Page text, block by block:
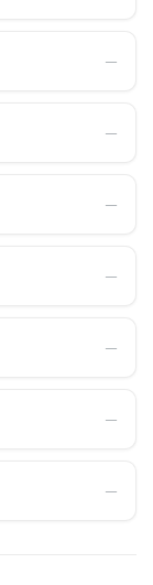
―
―
―
―
―
―
―